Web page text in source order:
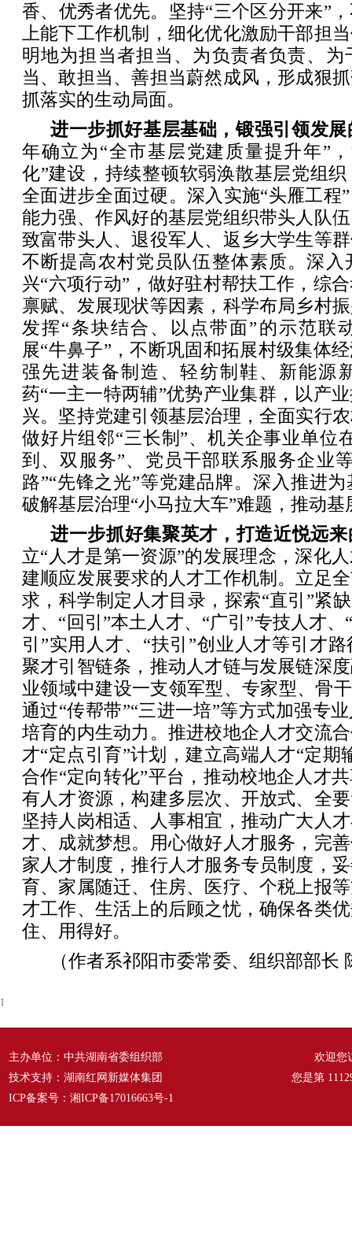
香、优秀者优先。坚持“三个区分开来”
上能下工作机制，细化优化激励干部担
明地为担当者担当、为负责者负责、为
当、敢担当、善担当蔚然成风，形成狠
抓落实的生动局面。
进一步抓好基层基础，锻强引领发
年确立为“全市基层党建质量提升年”
化”建设，持续整顿软弱涣散基层党组
全面进步全面过硬。深入实施“头雁工程
能力强、作风好的基层党组织带头人队
致富带头人、退役军人、返乡大学生等
不断提高农村党员队伍整体素质。深入
兴“六项行动”，做好驻村帮扶工作，综
禀赋、发展现状等因素，科学布局乡村
发挥“条块结合、以点带面”的示范联
展“牛鼻子”，不断巩固和拓展村级集体
强先进装备制造、轻纺制鞋、新能源
药“一主一特两辅”优势产业集群，以产
兴。坚持党建引领基层治理，全面实行
做好片组邻“三长制”、机关企事业单位
到、双服务”、党员干部联系服务企业
路”“先锋之光”等党建品牌。深入推进
破解基层治理“小马拉大车”难题，推动基
进一步抓好集聚英才，打造近悦远
立“人才是第一资源”的发展理念，深化
建顺应发展要求的人才工作机制。立足
求，科学制定人才目录，探索“直引”紧
才、“回引”本土人才、“广引”专技人才、
引”实用人才、“扶引”创业人才等引才
聚才引智链条，推动人才链与发展链深
业领域中建设一支领军型、专家型、骨
通过“传帮带”“三进一培”等方式加强专
培育的内生动力。推进校地企人才交流
才“定点引育”计划，建立高端人才“定期
合作“定向转化”平台，推动校地企人才
有人才资源，构建多层次、开放式、全
坚持人岗相适、人事相宜，推动广大人
才、成就梦想。用心做好人才服务，完
家人才制度，推行人才服务专员制度，
育、家属随迁、住房、医疗、个税上报
才工作、生活上的后顾之忧，确保各类
住、用得好。
（作者系祁阳市委常委、组织部部长
1
主办单位：中共湖南省委组织部
技术支持：湖南红网新媒体集团
ICP备案号： 湘ICP备17016663号-1
欢迎您
您是第